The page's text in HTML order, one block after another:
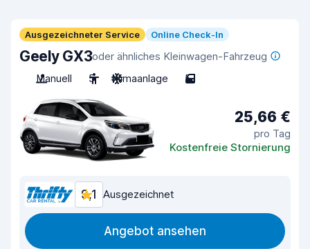
Ausgezeichneter Service Online Check-In
Geely GX3oder ähnliches Kleinwagen-Fahrzeug
Manuell
5 Klimaanlage 5
25,66 €
pro Tag
Kostenfreie Stornierung
9,1 Ausgezeichnet
Angebot ansehen